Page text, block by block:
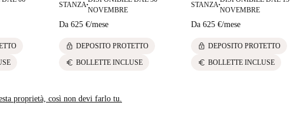
STANZA ■
NOVEMBRE
Da 625 €/mese
lock DEPOSITO PROTETTO
euro BOLLETTE INCLUSE
STANZA ■
NOVEMBRE
Da 625 €/mese
lock DEPOSITO PROTETTO
euro BOLLETTE INCLUSE
proprietà, così non devi farlo tu.